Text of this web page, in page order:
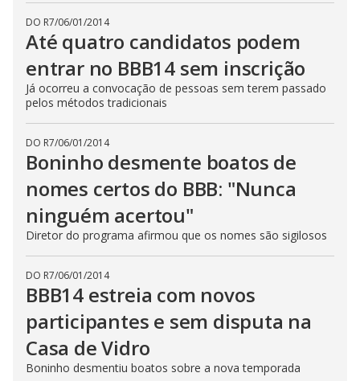
DO R7/06/01/2014
Até quatro candidatos podem
entrar no BBB14 sem inscrição
Já ocorreu a convocação de pessoas sem terem passado
pelos métodos tradicionais
DO R7/06/01/2014
Boninho desmente boatos de
nomes certos do BBB: "Nunca
ninguém acertou"
Diretor do programa afirmou que os nomes são sigilosos
DO R7/06/01/2014
BBB14 estreia com novos
participantes e sem disputa na
Casa de Vidro
Boninho desmentiu boatos sobre a nova temporada